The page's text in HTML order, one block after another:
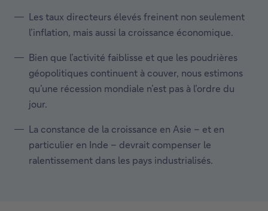
Les taux directeurs élevés freinent non seulement
l’inflation, mais aussi la croissance économique.
Bien que l’activité faiblisse et que les poudrières
géopolitiques continuent à couver, nous estimons
qu’une récession mondiale n’est pas à l’ordre du
jour.
La constance de la croissance en Asie – et en
particulier en Inde – devrait compenser le
ralentissement dans les pays industrialisés.